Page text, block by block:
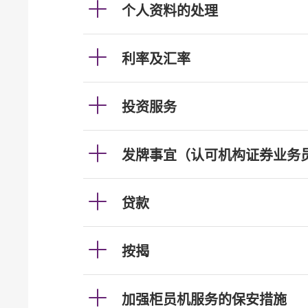
个人资料的处理
利率及汇率
投资服务
发牌事宜（认可机构证券业务
贷款
按揭
加强柜员机服务的保安措施